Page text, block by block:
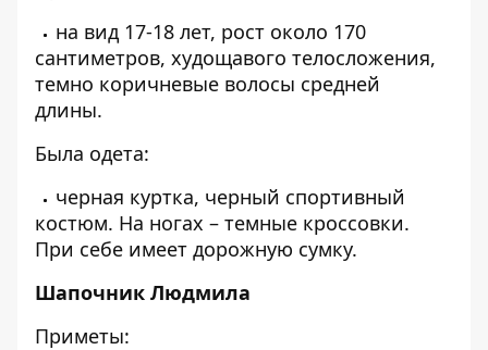
на вид 17-18 лет, рост около 170
сантиметров, худощавого телосложения,
темно коричневые волосы средней
длины.
Была одета:
черная куртка, черный спортивный
костюм. На ногах – темные кроссовки.
При себе имеет дорожную сумку.
Шапочник Людмила
Приметы: